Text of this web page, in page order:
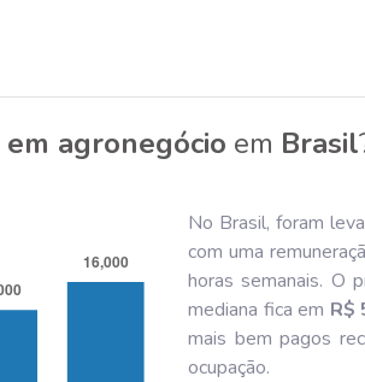
agronegócio em Brasil
No Brasil, foram
com uma
horas semanais. O
mediana fica em R$
mais bem pagos
ocupação.